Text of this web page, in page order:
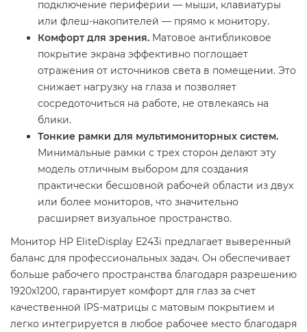
подключение периферии — мыши, клавиатуры
или флеш-накопителей — прямо к монитору.
Комфорт для зрения. Матовое антибликовое
покрытие экрана эффективно поглощает
отражения от источников света в помещении. Это
снижает нагрузку на глаза и позволяет
сосредоточиться на работе, не отвлекаясь на
блики.
Тонкие рамки для мультимониторных систем.
Минимальные рамки с трех сторон делают эту
модель отличным выбором для создания
практически бесшовной рабочей области из двух
или более мониторов, что значительно
расширяет визуальное пространство.
Монитор HP EliteDisplay E243i предлагает выверенный
баланс для профессиональных задач. Он обеспечивает
больше рабочего пространства благодаря разрешению
1920x1200, гарантирует комфорт для глаз за счет
качественной IPS-матрицы с матовым покрытием и
легко интегрируется в любое рабочее место благодаря